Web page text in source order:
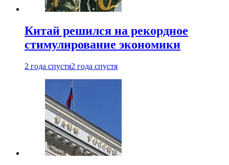
Китай решился на рекордное
стимулирование экономики
2 года спустя2 года спустя